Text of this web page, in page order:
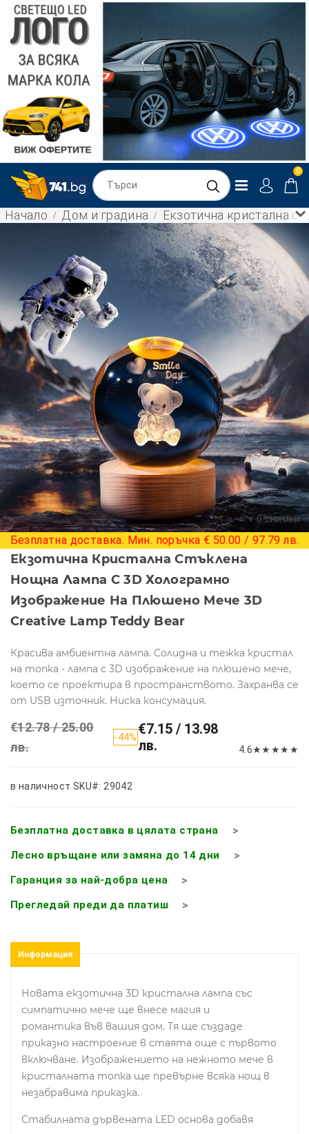
0
Начало Дом и градина Екзотична кристална
+ 0 снимки
Безплатна доставка. Мин. поръчка € 50.00 / 97.79 лв.
Екзотична Кристална Стъклена
Нощна Лампа С 3D Холограмно
Изображение На Плюшено Мече 3D
Creative Lamp Teddy Bear
Красива амбиентна лампа. Солидна и тежка кристал
на топка - лампа с 3D изображение на плюшено мече,
което се проектира в пространството. Захранва се
от USB източник. Ниска консумация.
€12.78 / 25.00
лв.
-44%€7.15 / 13.98
лв.
4.6★★ ★★ ★
в наличност SKU#: 29042
Безплатна доставка в цялата страна
Лесно връщане или замяна до 14 дни
Гаранция за най-добра цена
Прегледай преди да платиш
Информация
Новата екзотична 3D кристална лампа със
симпатично мече ще внесе магия и
романтика във вашия дом. Тя ще създаде
приказно настроение в стаята още с първото
включване. Изображението на нежното мече в
кристалната топка ще превърне всяка нощ в
незабравима приказка.
Стабилната дървената LED основа добавя